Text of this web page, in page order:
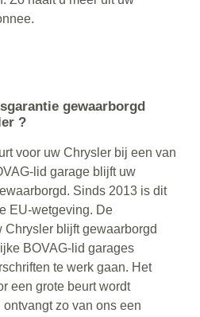
gewaarborgd
?
voor uw Chrysler bij een van
lid garage blijft uw
Sinds 2013 is dit
EU-wetgeving. De
blijft gewaarborgd
BOVAG-lid garages
te werk gaan. Het
een grote beurt wordt
zo van ons een